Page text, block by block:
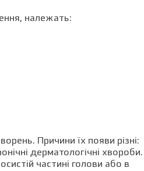
належать:
Причини їх появи різні:
дерматологічні хвороби.
частині голови або в